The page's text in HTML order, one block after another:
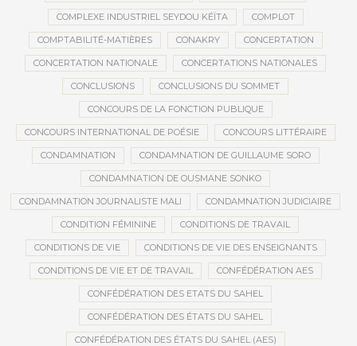
COMPLEXE INDUSTRIEL SEYDOU KÉÏTA COMPLOT
COMPTABILITÉ-MATIÈRES CONAKRY CONCERTATION
CONCERTATION NATIONALE CONCERTATIONS NATIONALES
CONCLUSIONS CONCLUSIONS DU SOMMET
CONCOURS DE LA FONCTION PUBLIQUE
CONCOURS INTERNATIONAL DE POÉSIE CONCOURS LITTÉRAIRE
CONDAMNATION CONDAMNATION DE GUILLAUME SORO
CONDAMNATION DE OUSMANE SONKO
CONDAMNATION JOURNALISTE MALI CONDAMNATION JUDICIAIRE
CONDITION FÉMININE CONDITIONS DE TRAVAIL
CONDITIONS DE VIE CONDITIONS DE VIE DES ENSEIGNANTS
CONDITIONS DE VIE ET DE TRAVAIL CONFÉDÉRATION AES
CONFÉDÉRATION DES ETATS DU SAHEL
CONFÉDÉRATION DES ÉTATS DU SAHEL
CONFÉDÉRATION DES ÉTATS DU SAHEL (AES)